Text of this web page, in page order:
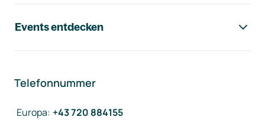
Events entdecken
Telefonnummer
Europa: +43 720 884155